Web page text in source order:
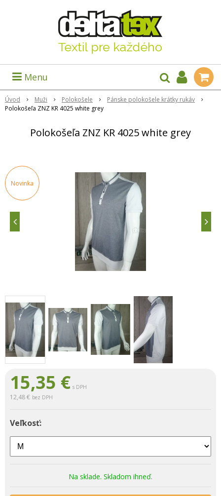
Menu
Úvod Muži Polokošele
Pánske polokošele krátky rukáv
Polokošeľa ZNZ KR 4025 white grey
Polokošeľa ZNZ KR 4025 white grey
Novinka
15,35 € s DPH
12,48 € bez DPH
Veľkosť:
Na sklade. Skladom ihneď.